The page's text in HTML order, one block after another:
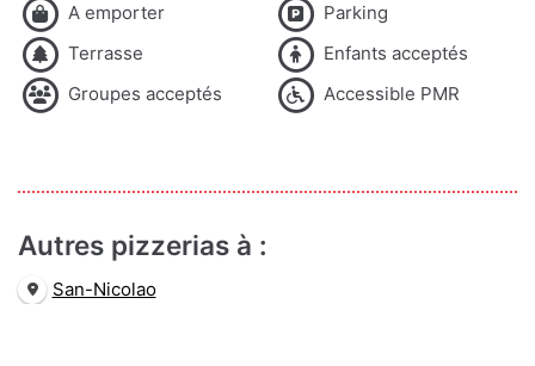
A emporter
Parking
Terrasse
Enfants acceptés
Groupes acceptés
Accessible PMR
Autres pizzerias à :
San-Nicolao